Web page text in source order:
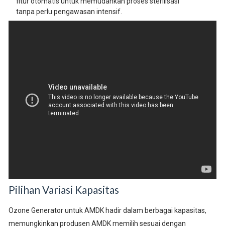
tanpa perlu pengawasan intensif.
Pilihan Variasi Kapasitas
Ozone Generator untuk AMDK hadir dalam berbagai kapasitas,
memungkinkan produsen AMDK memilih sesuai dengan